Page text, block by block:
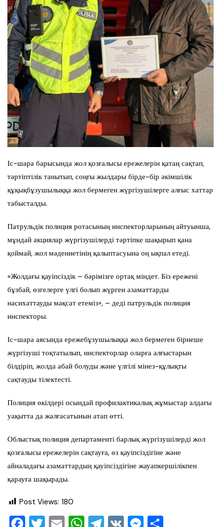
Іс-шара барысында жол қозғалысы ережелерін қатаң сақтап,
тәртіптілік танытып, соңғы жылдары бірде-бір әкімшілік
құқықбұзушылыққа жол бермеген жүргізушілерге алғыс хаттар
табысталды.
Патрульдік полиция ротасының инспекторларының айтуынша,
мұндай акциялар жүргізушілерді тәртіпке шақырып қана
қоймай, жол мәдениетінің қалыптасуына оң ықпал етеді.
«Жолдағы қауіпсіздік – бәрімізге ортақ міндет. Біз ережені
бұзбай, өзгелерге үлгі болып жүрген азаматтарды
насихаттауды мақсат етеміз», – деді патрульдік полиция
инспекторы.
Іс-шара аясында ережебұзушылыққа жол бермеген бірнеше
жүргізуші тоқтатылып, инспекторлар оларға алғыстарын
білдіріп, жолда абай болуды және үлгілі мінез-құлықты
сақтауды тілектесті.
Полиция өкілдері осындай профилактикалық жұмыстар алдағы
уақытта да жалғасатынын атап өтті.
Облыстық полиция департаменті барлық жүргізушілерді жол
қозғалысы ережелерін сақтауға, өз қауіпсіздігіне және
айналадағы азаматтардың қауіпсіздігіне жауапкершілікпен
қарауға шақырады.
Post Views: 180